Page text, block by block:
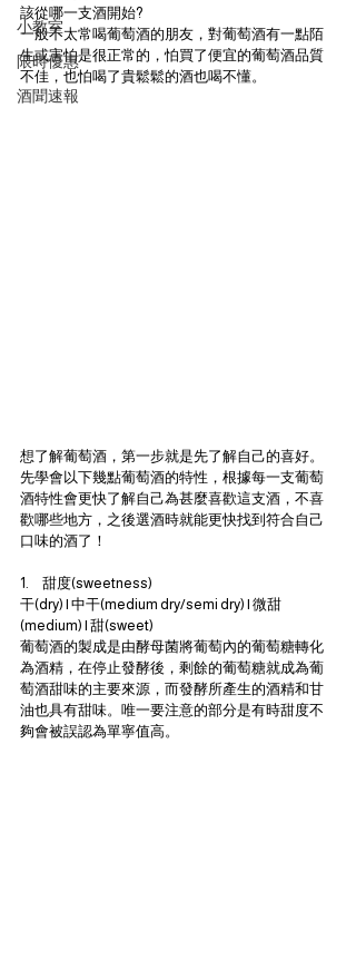
小教室
限時優惠
酒聞速報
該從哪一支酒開始?
一般不太常喝葡萄酒的朋友，對葡萄酒有一點陌
生或害怕是很正常的，怕買了便宜的葡萄酒品質
不佳，也怕喝了貴鬆鬆的酒也喝不懂。
想了解葡萄酒，第一步就是先了解自己的喜好。
先學會以下幾點葡萄酒的特性，根據每一支葡萄
酒特性會更快了解自己為甚麼喜歡這支酒，不喜
歡哪些地方，之後選酒時就能更快找到符合自己
口味的酒了！
1.      甜度(sweetness)
干(dry) | 中干(medium dry/semi dry) | 微甜
(medium) | 甜(sweet)
葡萄酒的製成是由酵母菌將葡萄內的葡萄糖轉化
為酒精，在停止發酵後，剩餘的葡萄糖就成為葡
萄酒甜味的主要來源，而發酵所產生的酒精和甘
油也具有甜味。唯一要注意的部分是有時甜度不
夠會被誤認為單寧值高。